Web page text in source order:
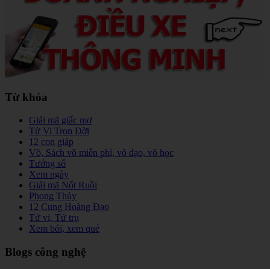
Từ khóa
Giải mã giấc mơ
Tử Vi Trọn Đời
12 con giáp
Võ, Sách võ miễn phí, võ đạo, võ học
Tướng số
Xem ngày
Giải mã Nốt Ruồi
Phong Thủy
12 Cung Hoàng Đạo
Tử vi, Tứ trụ
Xem bói, xem quẻ
Blogs công nghệ